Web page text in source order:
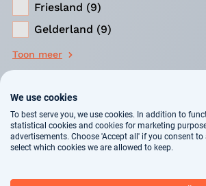
Friesland (9)
Gelderland (9)
Toon meer
Werklocatie
Op locatie (84)
Geplaatst
We use cookies
To best serve you, we use cookies. In addition to
statistical cookies and cookies for marketing
advertisements. Choose 'Accept all' if you consent
select which cookies we are allowed to keep.